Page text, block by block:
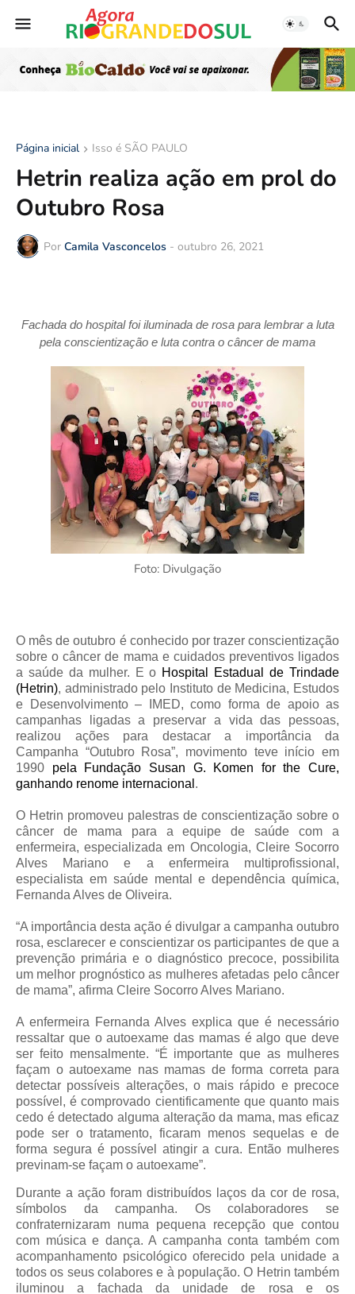
Página inicial Isso é SÃO PAULO
Hetrin realiza ação em prol do
Outubro Rosa
Por Camila Vasconcelos - outubro 26, 2021
Fachada do hospital foi iluminada de rosa para lembrar a luta
pela conscientização e luta contra o câncer de mama
Foto: Divulgação
O mês de outubro é conhecido por trazer conscientização
sobre o câncer de mama e cuidados preventivos ligados
a saúde da mulher. E o Hospital Estadual de Trindade
(Hetrin), administrado pelo Instituto de Medicina, Estudos
e Desenvolvimento – IMED, como forma de apoio as
campanhas ligadas a preservar a vida das pessoas,
realizou ações para destacar a importância da
Campanha “Outubro Rosa”, movimento teve início em
1990 pela Fundação Susan G. Komen for the Cure,
ganhando renome internacional .
O Hetrin promoveu palestras de conscientização sobre o
câncer de mama para a equipe de saúde com a
enfermeira, especializada em Oncologia, Cleire Socorro
Alves Mariano e a enfermeira multiprofissional,
especialista em saúde mental e dependência química,
Fernanda Alves de Oliveira.
“A importância desta ação é divulgar a campanha outubro
rosa, esclarecer e conscientizar os participantes de que a
prevenção primária e o diagnóstico precoce, possibilita
um melhor prognóstico as mulheres afetadas pelo câncer
de mama”, afirma Cleire Socorro Alves Mariano.
A enfermeira Fernanda Alves explica que é necessário
ressaltar que o autoexame das mamas é algo que deve
ser feito mensalmente. “É importante que as mulheres
façam o autoexame nas mamas de forma correta para
detectar possíveis alterações, o mais rápido e precoce
possível, é comprovado cientificamente que quanto mais
cedo é detectado alguma alteração da mama, mas eficaz
pode ser o tratamento, ficaram menos sequelas e de
forma segura é possível atingir a cura. Então mulheres
previnam-se façam o autoexame”.
Durante a ação foram distribuídos laços da cor de rosa,
símbolos da campanha. Os colaboradores se
confraternizaram numa pequena recepção que contou
com música e dança. A campanha conta também com
acompanhamento psicológico oferecido pela unidade a
todos os seus colabores e à população.O Hetrin também
iluminou a fachada da unidade de rosa e os